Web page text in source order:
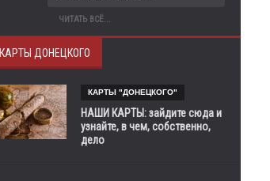
ЧИТАТЬ ВСЁ...
КАРТЫ ДОНЕЦКОГО
КАРТЫ "ДОНЕЦКОГО"
НАШИ КАРТЫ: зайдите сюда и
узнайте, в чем, собственно,
дело